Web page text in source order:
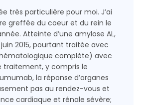
très particulière pour moi. J’ai
greffée du coeur et du rein le
Atteinte d’une amylose AL,
2015, pourtant traitée avec
complète) avec
traitement, y compris le
la réponse d’organes
pas au rendez-vous et
cardiaque et rénale sévère;